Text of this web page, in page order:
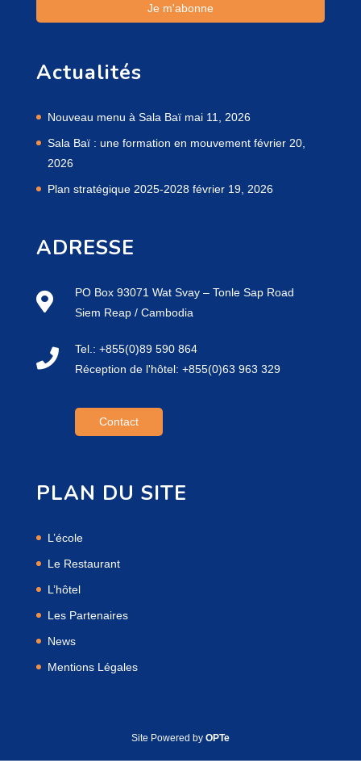
Actualités
Nouveau menu à Sala Baï mai 11, 2026
Sala Baï : une formation en mouvement février 20,
2026
Plan stratégique 2025-2028 février 19, 2026
ADRESSE
PO Box 93071 Wat Svay – Tonle Sap Road
Siem Reap / Cambodia
Tel.: +855(0)89 590 864
Réception de l'hôtel: +855(0)63 963 329
Contact
PLAN DU SITE
L’école
Le Restaurant
L’hôtel
Les Partenaires
News
Mentions Légales
Site Powered by OPTe